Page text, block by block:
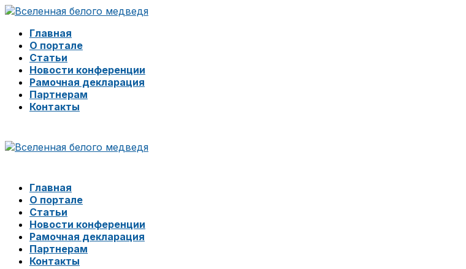
Главная
О портале
Статьи
Новости конференции
Рамочная декларация
Партнерам
Контакты
Главная
О портале
Статьи
Новости конференции
Рамочная декларация
Партнерам
Контакты